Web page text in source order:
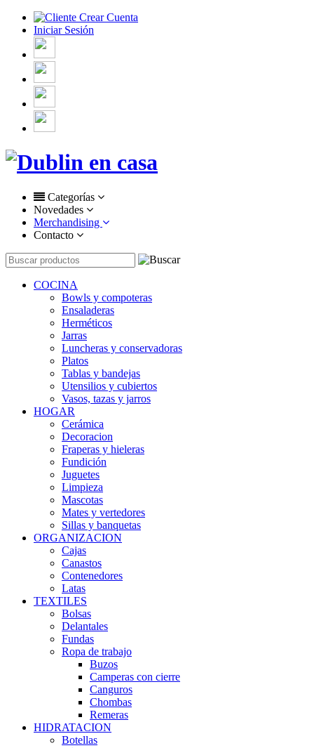
Crear Cuenta
Iniciar Sesión
Categorías
Novedades
Merchandising
Contacto
COCINA
Bowls y compoteras
Ensaladeras
Herméticos
Jarras
Luncheras y conservadoras
Platos
Tablas y bandejas
Utensilios y cubiertos
Vasos, tazas y jarros
HOGAR
Cerámica
Decoracion
Fraperas y hieleras
Fundición
Juguetes
Limpieza
Mascotas
Mates y vertedores
Sillas y banquetas
ORGANIZACION
Cajas
Canastos
Contenedores
Latas
TEXTILES
Bolsas
Delantales
Fundas
Ropa de trabajo
Buzos
Camperas con cierre
Canguros
Chombas
Remeras
HIDRATACION
Botellas